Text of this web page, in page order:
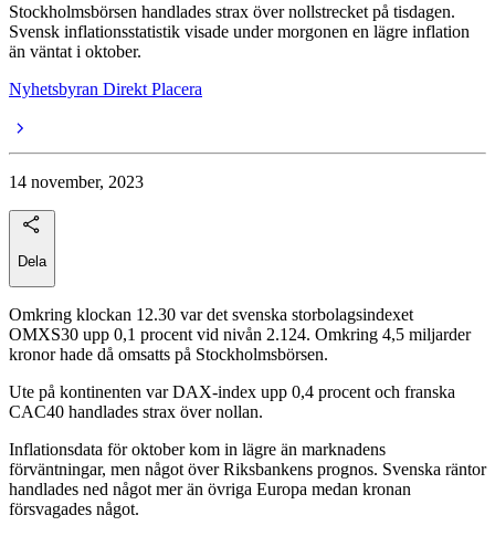
Stockholmsbörsen handlades strax över nollstrecket på tisdagen.
Svensk inflationsstatistik visade under morgonen en lägre inflation
än väntat i oktober.
Nyhetsbyran Direkt Placera
14 november, 2023
Dela
Omkring klockan 12.30 var det svenska storbolagsindexet
OMXS30 upp 0,1 procent vid nivån 2.124. Omkring 4,5 miljarder
kronor hade då omsatts på Stockholmsbörsen.
Ute på kontinenten var DAX-index upp 0,4 procent och franska
CAC40 handlades strax över nollan.
Inflationsdata för oktober kom in lägre än marknadens
förväntningar, men något över Riksbankens prognos. Svenska räntor
handlades ned något mer än övriga Europa medan kronan
försvagades något.